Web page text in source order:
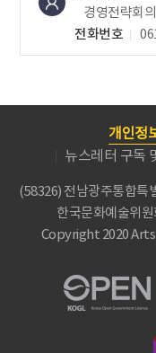
경영전략회
전화번호
개인정
뉴스레터 구독
(58326) 전남광주통합특
한국문화예술위원
Copyright 2020